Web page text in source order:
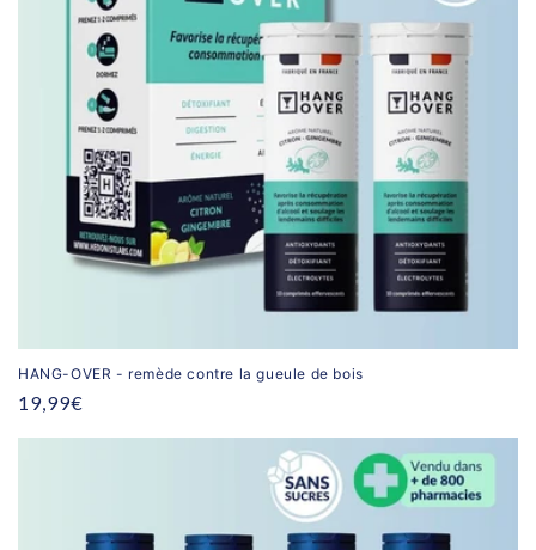
HANG-OVER - remède contre la gueule de bois
Prix
19,99€